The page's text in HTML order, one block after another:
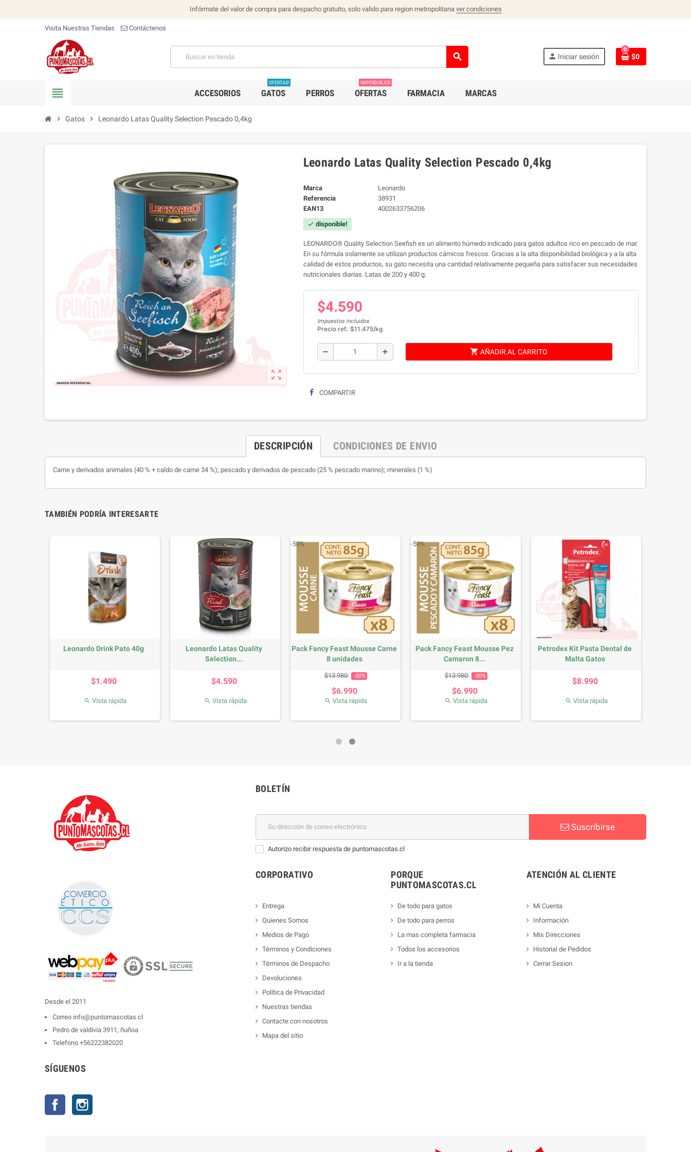
Infórmate del valor de compra para despacho gratuito, solo valido para region metropolitana ver condiciones
Visita Nuestras Tiendas Contáctenos
search person Iniciar sesión
0
$0
view_headline ACCESORIOS GATOS
OFERTAS!
PERROS OFERTAS
IMPERDIBLES!
FARMACIA MARCAS
chevron_right Gatos chevron_right Leonardo Latas Quality Selection Pescado 0,4kg
zoom_out_map
Leonardo Latas Quality Selection Pescado 0,4kg
Marca
Leonardo
Referencia
38931
EAN13
4002633756206
check disponible!
LEONARDO® Quality Selection Seefish es un alimento húmedo indicado para gatos adultos rico en pescado de mar.
En su fórmula solamente se utilizan productos cárnicos frescos. Gracias a la alta disponibilidad biológica y a la alta
calidad de estos productos, su gato necesita una cantidad relativamente pequeña para satisfacer sus necesidades
nutricionales diarias. Latas de 200 y 400 g.
$4.590
Impuestos incluidos
Precio ref.: $11.475/kg
remove add shopping_cart AÑADIR AL CARRITO
COMPARTIR
DESCRIPCIÓN CONDICIONES DE ENVIO
Carne y derivados animales (40 % + caldo de carne 34 %); pescado y derivados de pescado (25 % pescado marino); minerales (1 %)
TAMBIÉN PODRÍA INTERESARTE
Leonardo Drink Pato 40g
$1.490
 Vista rápida
Leonardo Latas Quality
Selection...
$4.590
 Vista rápida
Pack Fancy Feast Mousse Carne
8 unidades
Precio base
$13.980 -50% Precio
$6.990
-50%
 Vista rápida
Pack Fancy Feast Mousse Pez
Camaron 8...
Precio base
$13.980 -50% Precio
$6.990
-50%
 Vista rápida
Petrodex Kit Pasta Dental de
Malta Gatos
$8.990
 Vista rápida
Desde el 2011
Correo info@puntomascotas.cl
Pedro de valdivia 3911, ñuñoa
Telefono +56222382020
SÍGUENOS
Facebook
BOLETÍN
Suscribirse
Autorizo recibir respuesta de puntomascotas.cl
CORPORATIVO
Entrega
Quienes Somos
Medios de Pago
Términos y Condiciones
Términos de Despacho
Devoluciones
Política de Privacidad
Nuestras tiendas
Contacte con nosotros
Mapa del sitio
PORQUE
PUNTOMASCOTAS.CL
De todo para gatos
De todo para perros
La mas completa farmacia
Todos los accesorios
Ir a la tienda
ATENCIÓN AL CLIENTE
Mi Cuenta
Información
Mis Direcciones
Historial de Pedidos
Cerrar Sesion